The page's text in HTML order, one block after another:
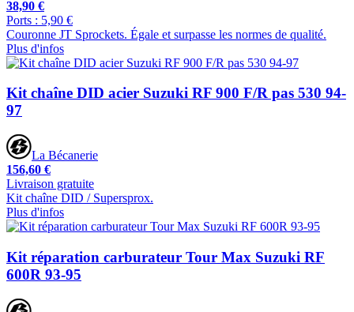
38,90 €
Ports : 5,90 €
Couronne JT Sprockets. Égale et surpasse les normes de qualité.
Plus d'infos
Kit chaîne DID acier Suzuki RF 900 F/R pas 530 94-
97
La Bécanerie
156,60 €
Livraison gratuite
Kit chaîne DID / Supersprox.
Plus d'infos
Kit réparation carburateur Tour Max Suzuki RF
600R 93-95